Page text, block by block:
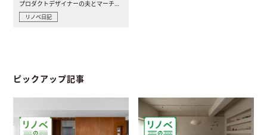
リノベ日記
ピックアップ記事